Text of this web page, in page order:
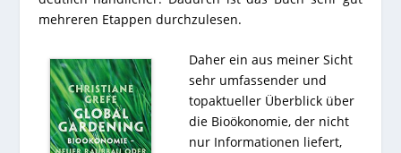
mehreren Etappen durchzulesen.
Daher ein aus meiner Sicht
sehr umfassender und
topaktueller Überblick über
die Bioökonomie, der nicht
nur Informationen liefert,